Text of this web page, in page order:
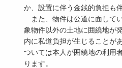
か、設置に伴う金銭的負担も
また、物件は公道に面して
象物件以外の土地に囲繞地が
内に私道負担が生じることが
ついては本人が囲繞地の利用
ります。